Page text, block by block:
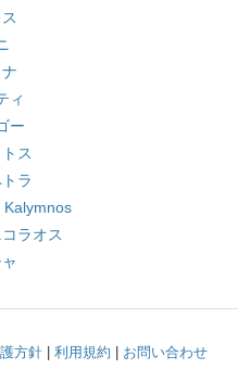
ィ
ー
ス
ラ
Kalymnos
ラオス
方針 利用規約 お問い合わせ